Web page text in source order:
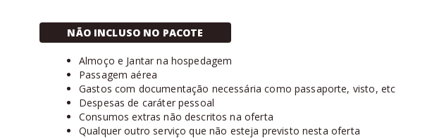
NÃO INCLUSO NO PACOTE
Almoço e Jantar na hospedagem
Passagem aérea
Gastos com documentação necessária como passaporte, visto, etc
Despesas de caráter pessoal
Consumos extras não descritos na oferta
Qualquer outro serviço que não esteja previsto nesta oferta